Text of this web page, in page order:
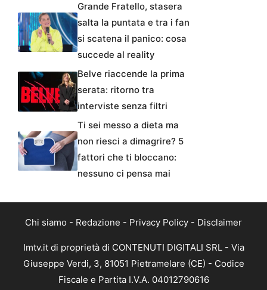
Grande Fratello, stasera
salta la puntata e tra i fan
si scatena il panico: cosa
succede al reality
Belve riaccende la prima
serata: ritorno tra
interviste senza filtri
Ti sei messo a dieta ma
non riesci a dimagrire? 5
fattori che ti bloccano:
nessuno ci pensa mai
Chi siamo - Redazione - Privacy Policy - Disclaimer
Imtv.it di proprietà di CONTENUTI DIGITALI SRL - Via
Giuseppe Verdi, 3, 81051 Pietramelare (CE) - Codice
Fiscale e Partita I.V.A. 04012790616